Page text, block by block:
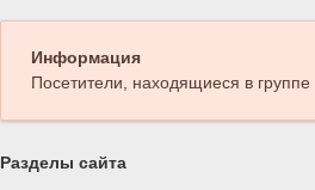
Информация
Посетители, находящиеся в группе
Разделы сайта